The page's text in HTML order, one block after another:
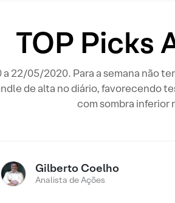
TOP Picks
22/05/2020. Para a semana não
de alta no diário, favorecendo
com sombra inferior
Gilberto Coelho
Analista de Ações